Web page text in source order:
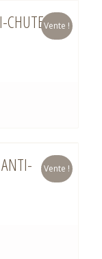
CHUTEVente !
Vente !